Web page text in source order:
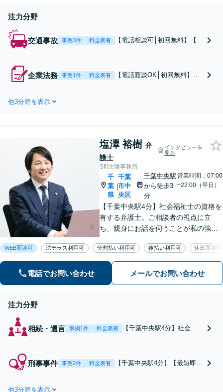
注力分野
交通事故 事例3件 料金表有
【電話相談可│初回無料】【加
め、親身な対応やアフターケ
アに注力しています【死亡事
企業法務 事例1件 料金表有
【電話面談OK│初回無料】
トップで提供【元文部科学省
防止法のご相談にも対応しま
す。【顧問契約可】
他3分野を表示
塩澤 裕樹 弁
護士
インタビューを
見る
Sfil法律事務所
千
葉
県
|
千葉
市中
央区
千葉中央駅
から徒歩3
分
営業時間：07:00
~22:00（平日）
【千葉中央駅4分】社会福祉士の資格を
有する弁護士。ご相談者の視点に立
ち、親身にお話を伺うことが私の強み
だろうか」と迷われている方でも、ま
ずはお気軽にご相談ください【休日・
夜間面談｜WEB面談可】
WEB面談可 法テラス利用可 分割払い利用可 後払い利用可 休日面談可
電話でお問い合わせ メールでお問い合わせ
注力分野
相続・遺言 事例1件 料金表有
【千葉中央駅4分】社会福
人生」を共に考えます。事
務所内にいる司法書士とも
刑事事件 事例2件 料金表有
【千葉中央駅4分】【最短即日
他3分野を表示